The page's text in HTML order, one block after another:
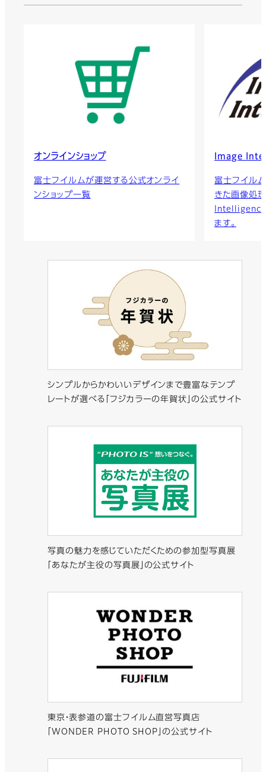
オンラインショップ
富士フイルムが運営する公式オンライ
ンショップ一覧
Image
富士フイル
きた画像処
ます。
シンプルからかわいいデザインまで豊富なテンプ
レートが選べる「フジカラーの年賀状」の公式サイト
写真の魅力を感じていただくための参加型写真展
「あなたが主役の写真展」の公式サイト
東京・表参道の富士フイルム直営写真店
「WONDER PHOTO SHOP」の公式サイト